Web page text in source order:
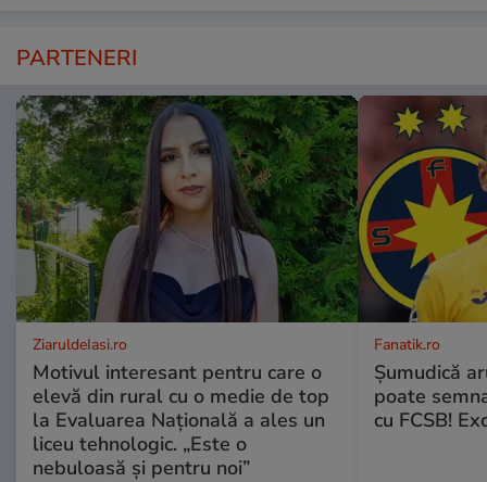
PARTENERI
ZiaruldeIasi.ro
Motivul interesant pentru care o
elevă din rural cu o medie de top
la Evaluarea Națională a ales un
liceu tehnologic. „Este o
nebuloasă și pentru noi”
Fanatik.ro
Șumudică
poate
cu FCSB!